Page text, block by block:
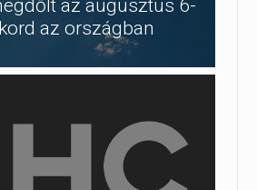
az augusztus 6-
az országban